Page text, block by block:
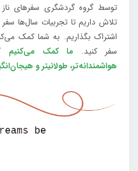
توسط گروه گردشگری سفرهای ناز
تلاش داریم تا تجربیات سال‌ها
اشتراک بگذاریم. به شما کمک
سفر کنید. ما کمک می‌کنیم
هواشمندانه‌تر، طولانی‎تر و هیجان‌انگیزتر باشد.